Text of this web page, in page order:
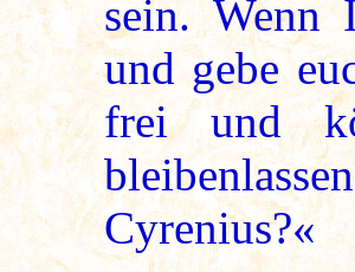
sein. Wenn
und gebe
frei und
Cyrenius?«